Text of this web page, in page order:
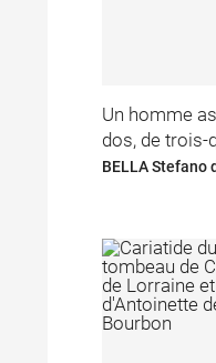
Un homme
dos, de trois-
BELLA Stefano